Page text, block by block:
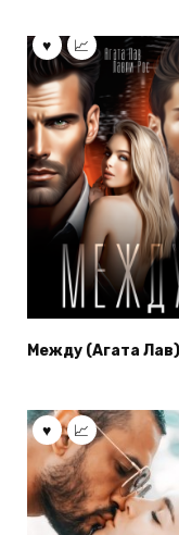
Между (Агата Лав)